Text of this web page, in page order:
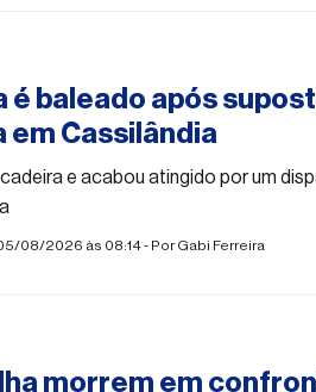
baleado após
em Cassilândia
e acabou atingido por um
08/2026 às 08:14 - PorGabi Ferreira
morrem em